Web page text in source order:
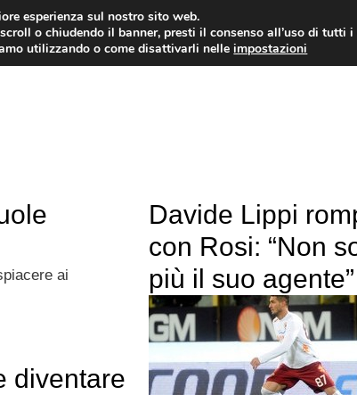
CALCIOMERCATO CAMPIONATO
ai
Davide Lippi
con Rosi: “Non
più il suo agente”
diventare
esperienza sul nostro sito web.
o chiudendo il banner, presti il consenso all’uso di tutti i
utilizzando o come disattivarli nelleimpostazioni